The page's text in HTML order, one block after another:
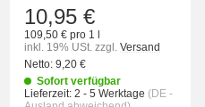
10,95 €
109,50 € pro 1 l
inkl. 19% USt. zzgl. Versand
Netto: 9,20 €
Sofort verfügbar
Lieferzeit: 2 - 5 Werktage (DE -